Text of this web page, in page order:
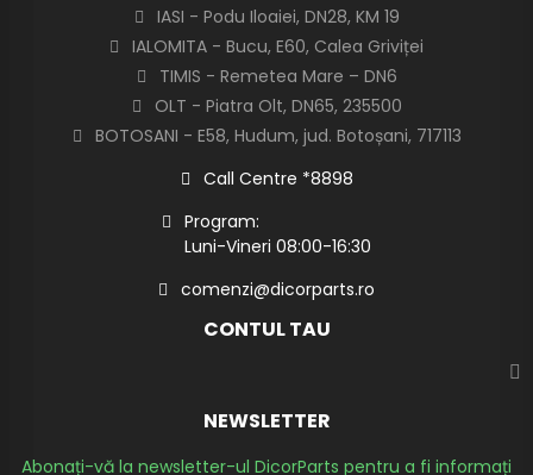
IASI - Podu Iloaiei, DN28, KM 19
IALOMITA - Bucu, E60, Calea Griviței
TIMIS - Remetea Mare – DN6
OLT - Piatra Olt, DN65, 235500
BOTOSANI - E58, Hudum, jud. Botoșani, 717113
Call Centre *8898
Program:
Luni-Vineri 08:00-16:30
comenzi@dicorparts.ro
CONTUL TAU
NEWSLETTER
Abonați-vă la newsletter-ul DicorParts pentru a fi informați